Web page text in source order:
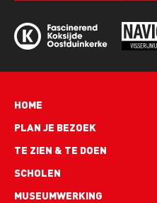
Hoofdnavigatie
HOME
PLAN JE BEZOEK
TE ZIEN & TE DOEN
SCHOLEN
MUSEUMWERKING